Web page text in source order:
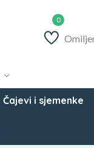
Čajevi i sjemenke